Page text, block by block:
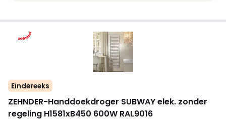
Eindereeks
ZEHNDER-Handdoekdroger SUBWAY elek. zonder
regeling H1581xB450 600W RAL9016